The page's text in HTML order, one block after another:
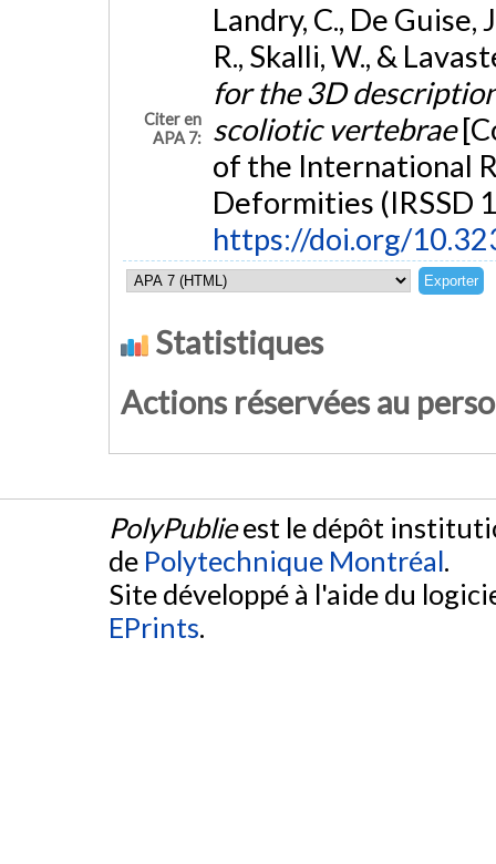
Citer en
APA 7:
Landry, C., De Guise,
R., Skalli, W., &
for the 3D
scoliotic vertebrae
of the International
Deformities (IRSSD
https://doi.org/
Statistiques
Actions réservées au
PolyPublieest le dépôt
de Polytechnique Montréal.
Site développé à l'aide du
EPrints.